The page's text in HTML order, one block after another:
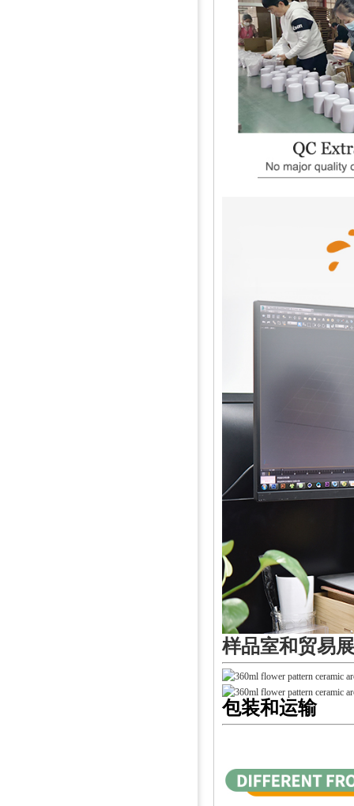
样品室和贸易
包装和运输